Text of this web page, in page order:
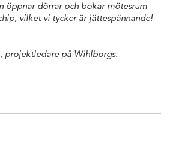
öppnar dörrar och bokar mötesrum
vilket vi tycker är jättespännande!
projektledare på Wihlborgs.